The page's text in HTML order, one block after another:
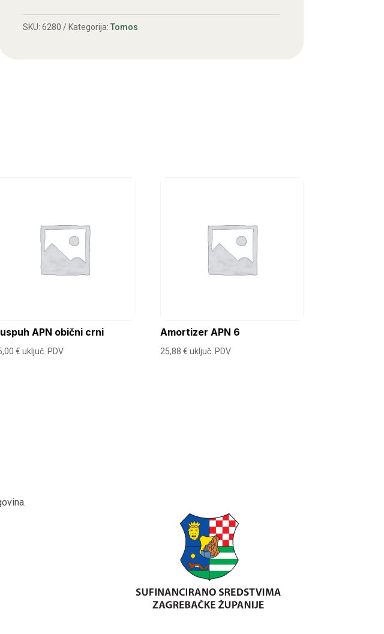
ATM
SKU: 6280 Kategorija: Tomos
APN obični crni
€ uključ. PDV
Amortizer APN 6
25,88€ uključ. PDV